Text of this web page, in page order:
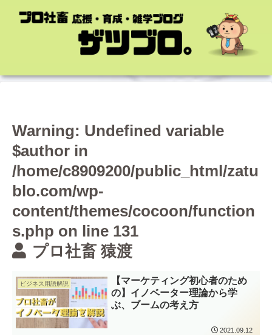
Warning: Undefined variable
$author in
/home/c8909200/public_html/zatu
blo.com/wp-
content/themes/cocoon/function
s.php on line 131
プロ社畜 猿渡
ビジネス用語解説
【マーケティング初心者のため
の】イノベーター理論から学
ぶ、ブームの考え方
2021.09.12